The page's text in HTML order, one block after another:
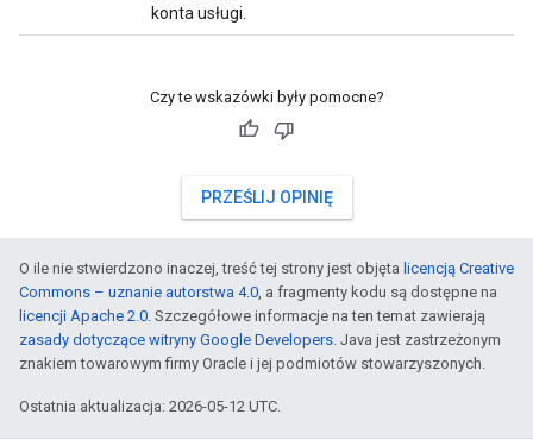
konta usługi.
Czy te wskazówki były pomocne?
PRZEŚLIJ OPINIĘ
O ile nie stwierdzono inaczej, treść tej strony jest objęta licencją Creative
Commons – uznanie autorstwa 4.0, a fragmenty kodu są dostępne na
licencji Apache 2.0. Szczegółowe informacje na ten temat zawierają
zasady dotyczące witryny Google Developers. Java jest zastrzeżonym
znakiem towarowym firmy Oracle i jej podmiotów stowarzyszonych.
Ostatnia aktualizacja: 2026-05-12 UTC.